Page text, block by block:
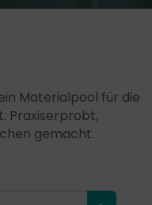
Materialpool für die
Praxiserprobt,
gemacht.